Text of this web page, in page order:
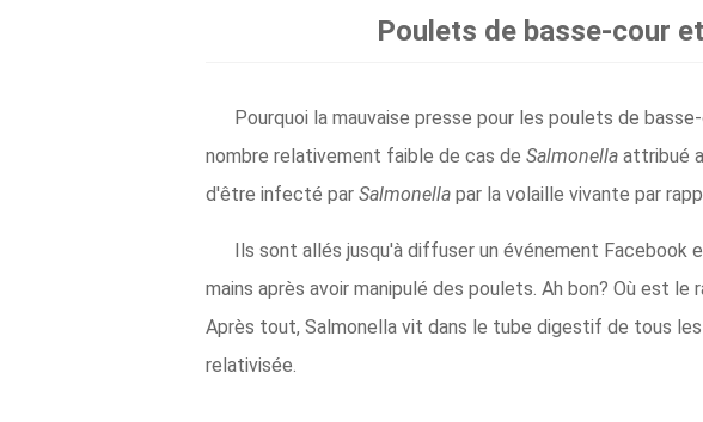
Poulets de basse-cour
Pourquoi la mauvaise presse pour les poulets de
nombre relativement faible de cas de Salmonella attribué
d'être infecté par Salmonella par la volaille vivante par
Ils sont allés jusqu'à diffuser un événement Facebook
mains après avoir manipulé des poulets. Ah bon? Où est
Après tout, Salmonella vit dans le tube digestif de tous
relativisée.